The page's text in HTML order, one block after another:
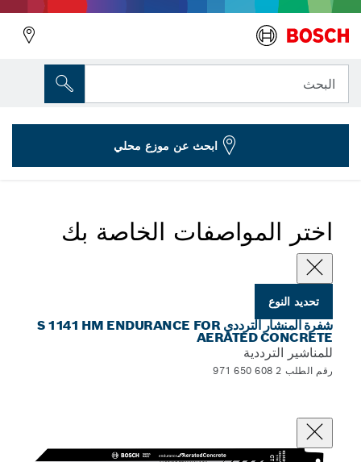
البحث
...
S 1141 HM Endurance for Aerated Concrete شفرات
الخرسانة الهوائية
اختر المواصفات الخاصة بك
تحديد النوع
شفرة المنشار الترددي S 1141 HM ENDURANCE FOR
AERATED CONCRETE
للمناشير الترددية
رقم الطلب 2 608 650 971
المتغير الذي اخترته
شفرة المنشار الترددي S 1141 HM4
2 608 650 971
ابحث عن موزع محلي